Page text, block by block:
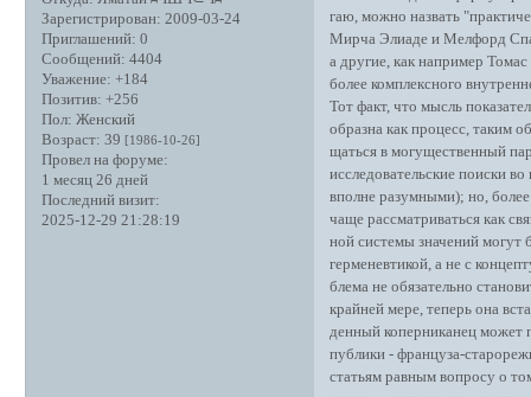
Зарегистрирован: 2009-03-24
Приглашений: 0
Сообщений: 4404
Уважение: +184
Позитив: +256
Пол: Женский
Возраст: 39 [1986-10-26]
Провел на форуме:
1 месяц 26 дней
Последний визит:
2025-12-29 21:28:19
гаю, можно назвать
Мирча Элиаде и Мелфорд
а другие, как например
более комплексного
Тот факт, что мысль
образна как процесс, таким
щаться в могущественный
исследовательские поиски
вполне разумными); но,
чаще рассматриваться как
ной системы значений могут
герменевтикой, а не с
блема не обязательно
крайней мере, теперь она
денный коперниканец может
публики - француза-
статьям равным вопросу о